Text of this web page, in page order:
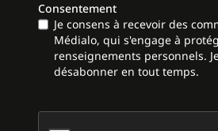
Consentement
Je consens à recevoir des
Médialo, qui s'engage à
renseignements personnels.
désabonner en tout temps.